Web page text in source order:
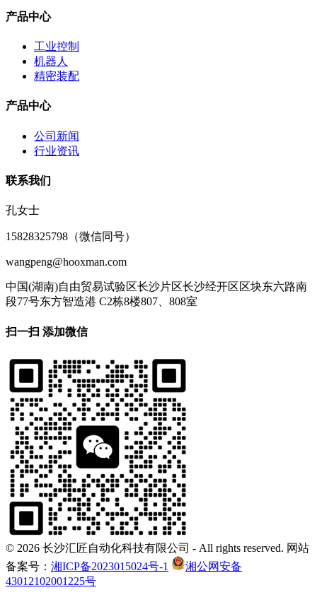
产品中心
工业控制
机器人
精密装配
产品中心
公司新闻
行业资讯
联系我们
孔女士
15828325798（微信同号）
wangpeng@hooxman.com
中国(湖南)自由贸易试验区长沙片区长沙经开区区块东六路南
段77号东方智造港 C2栋8楼807、808室
扫一扫 添加微信
© 2026 长沙汇匠自动化科技有限公司 - All rights reserved. 网站
备案号： 湘ICP备2023015024号-1
湘公网安备
43012102001225号